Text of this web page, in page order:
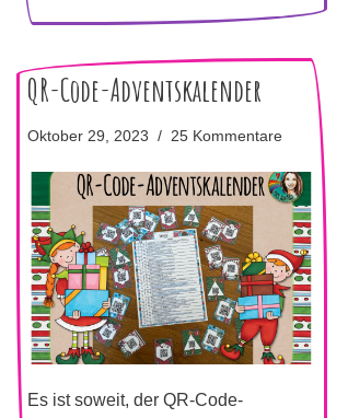
QR-Code-Adventskalender
Oktober 29, 2023 25 Kommentare
Es ist soweit, der QR-Code-